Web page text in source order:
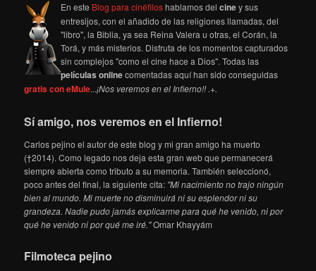
En este Blog para cinéfiloshablamos delciney sus
entresijos, con el añadido de las religiones llamadas, del
"libro", la Biblia, ya sea Reina Valera u otras, el Corán, la
Torá, y más misterios. Disfruta de los momentos capturados
sin complejos "como el cine hace a Dios". Todas las
películas onlinecomentadas aquí han sido conseguidas
gratis con eMule...¡Nos veremos en el Infierno!! .+.
Sí amigo, nos veremos en el Infierno!
Carlos pejino el autor de este blog y mi gran amigo ha muerto
(†2014). Como legado nos deja esta gran web que permanecerá
siempre abierta como tributo a su memoria. También seleccionó,
poco antes del final, la siguiente cita: "Mi nacimiento no trajo ningún
bien al mundo. Mi muerte no disminuirá ni su esplendor ni su
grandeza. Nadie pudo jamás explicarme para qué he venido, ni por
qué he venido ni por qué me iré."Omar Khayyám
Filmoteca pejino